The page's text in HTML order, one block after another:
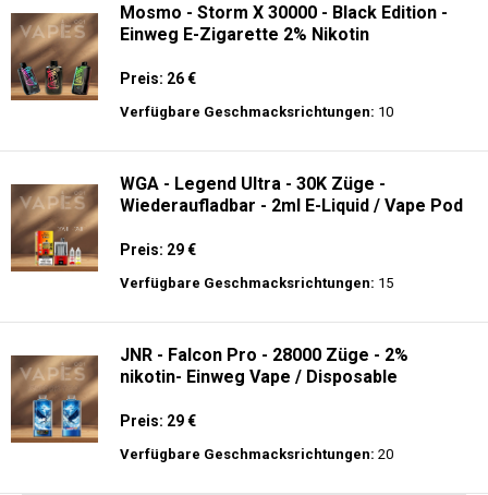
Mosmo - Storm X 30000 - Black Edition -
Einweg E-Zigarette 2% Nikotin
Preis: 26 €
Verfügbare Geschmacksrichtungen: 10
WGA - Legend Ultra - 30K Züge -
Wiederaufladbar - 2ml E-Liquid / Vape Pod
Preis: 29 €
Verfügbare Geschmacksrichtungen: 15
JNR - Falcon Pro - 28000 Züge - 2%
nikotin- Einweg Vape / Disposable
Preis: 29 €
Verfügbare Geschmacksrichtungen: 20